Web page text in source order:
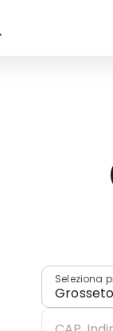
Seleziona
Grosseto